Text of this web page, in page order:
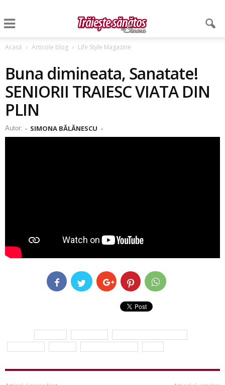
Acasă Articole blog Life Style Magazine
Buna dimineata, Sanatate!
SENIORII TRAIESC VIATA DIN
PLIN
Autor: - SIMONA BĂLĂNESCU -